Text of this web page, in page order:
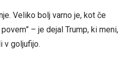
Veliko bolj varno je, kot če
– je dejal Trump, ki meni,
v goljufijo.